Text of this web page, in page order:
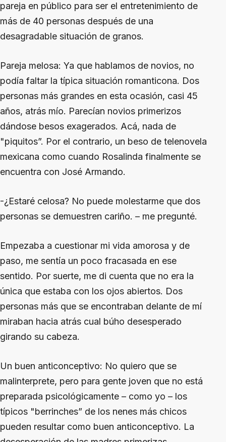
pareja en público para ser el entretenimiento de
más de 40 personas después de una
desagradable situación de granos.
Pareja melosa: Ya que hablamos de novios, no
podía faltar la típica situación romanticona. Dos
personas más grandes en esta ocasión, casi 45
años, atrás mío. Parecían novios primerizos
dándose besos exagerados. Acá, nada de
"piquitos”. Por el contrario, un beso de telenovela
mexicana como cuando Rosalinda finalmente se
encuentra con José Armando.
-¿Estaré celosa? No puede molestarme que dos
personas se demuestren cariño. – me pregunté.
Empezaba a cuestionar mi vida amorosa y de
paso, me sentía un poco fracasada en ese
sentido. Por suerte, me di cuenta que no era la
única que estaba con los ojos abiertos. Dos
personas más que se encontraban delante de mí
miraban hacia atrás cual búho desesperado
girando su cabeza.
Un buen anticonceptivo: No quiero que se
malinterprete, pero para gente joven que no está
preparada psicológicamente – como yo – los
típicos "berrinches” de los nenes más chicos
pueden resultar como buen anticonceptivo. La